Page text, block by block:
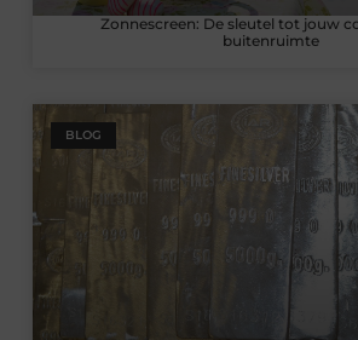
Zonnescreen: De sleutel tot jouw
buitenruimte
BLOG